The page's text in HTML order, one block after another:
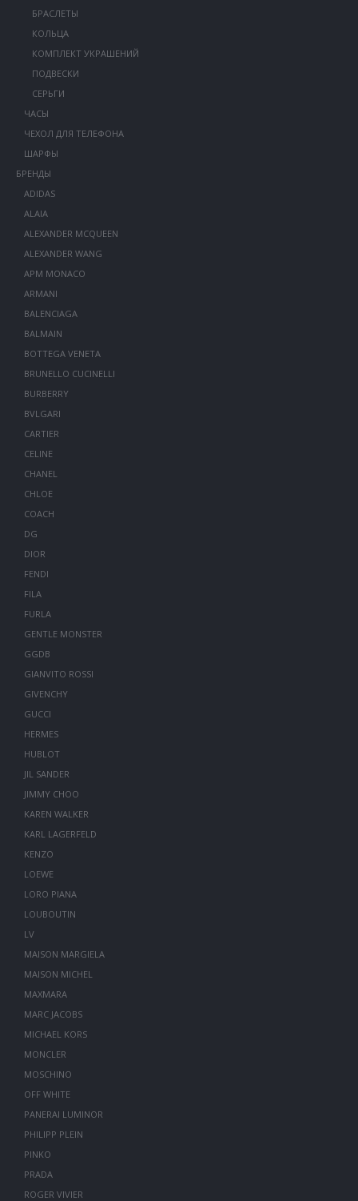
БРАСЛЕТЫ
КОЛЬЦА
КОМПЛЕКТ УКРАШЕНИЙ
ПОДВЕСКИ
СЕРЬГИ
ЧАСЫ
ЧЕХОЛ ДЛЯ ТЕЛЕФОНА
ШАРФЫ
БРЕНДЫ
ADIDAS
ALAIA
ALEXANDER MCQUEEN
ALEXANDER WANG
APM MONACO
ARMANI
BALENCIAGA
BALMAIN
BOTTEGA VENETA
BRUNELLO CUCINELLI
BURBERRY
BVLGARI
CARTIER
CELINE
CHANEL
CHLOE
COACH
DG
DIOR
FENDI
FILA
FURLA
GENTLE MONSTER
GGDB
GIANVITO ROSSI
GIVENCHY
GUCCI
HERMES
HUBLOT
JIL SANDER
JIMMY CHOO
KAREN WALKER
KARL LAGERFELD
KENZO
LOEWE
LORO PIANA
LOUBOUTIN
LV
MAISON MARGIELA
MAISON MICHEL
MAXMARA
MARC JACOBS
MICHAEL KORS
MONCLER
MOSCHINO
OFF WHITE
PANERAI LUMINOR
PHILIPP PLEIN
PINKO
PRADA
ROGER VIVIER